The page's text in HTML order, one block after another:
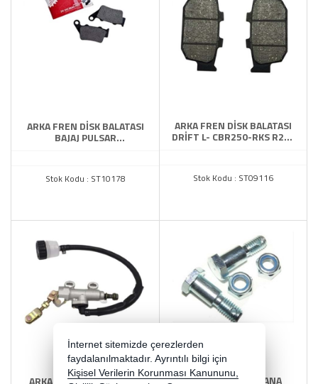
ARKA FREN DİSK BALATASI
BAJAJ PULSAR
Stok Kodu : ST10178
ARKA FREN DİSK BALATASI
DRİFT L- CBR250-RKS R250
Stok Kodu : ST09116
ARKA FREN HİD.POMPASI ARKA FREN KAMPANA
İnternet sitemizde çerezlerden
faydalanılmaktadır. Ayrıntılı bilgi için
Kişisel Verilerin Korunması Kanununu,